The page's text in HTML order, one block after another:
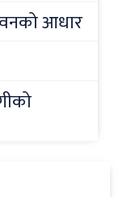
आधार